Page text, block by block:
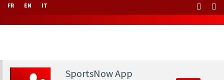
FR EN IT
SportsNow App